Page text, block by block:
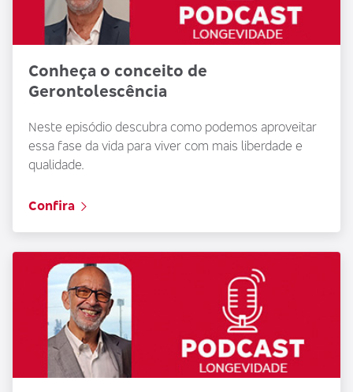
Conheça o conceito de
Gerontolescência
Neste episódio descubra como podemos aproveitar
essa fase da vida para viver com mais liberdade e
qualidade.
Confira